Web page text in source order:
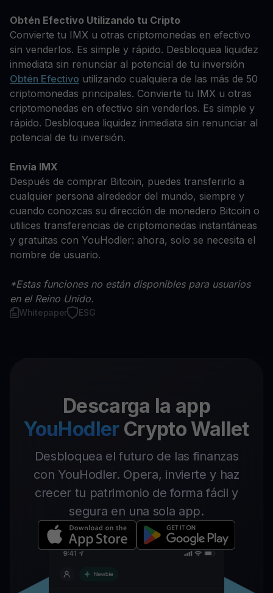
Obtén Efectivo Utilizando tu Cripto
Convierte tu IMX u otras criptomonedas en efectivo
sin venderlos. Es simple y rápido. Desbloquea liquidez
inmediata sin renunciar al potencial de tu inversión
Obtén Efectivo utilizando cualquiera de las más de 50
criptomonedas principales. Convierte tu IMX u otras
criptomonedas en efectivo sin venderlos. Es simple y
rápido. Desbloquea liquidez inmediata sin renunciar al
potencial de tu inversión.
Envía IMX
Después de comprar Bitcoin, puedes transferirlo a
cualquier persona alrededor del mundo, siempre y
cuando conozcas su dirección de monedero Bitcoin o
utilices transferencias de criptomonedas instantáneas
y gratuitas con YouHodler: ahora, solo se necesita el
nombre de usuario.
*Estas funciones no están disponibles para usuarios
en el Reino Unido.
Whitepaper ESG
Descarga la app
YouHodler Crypto Wallet
Desbloquea el futuro de las finanzas
con YouHodler. Opera, invierte y haz
crecer tu patrimonio de forma fácil y
segura en una sola app.